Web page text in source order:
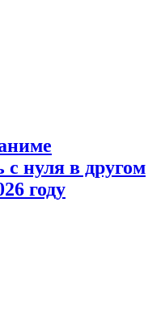
нуля в другом
году